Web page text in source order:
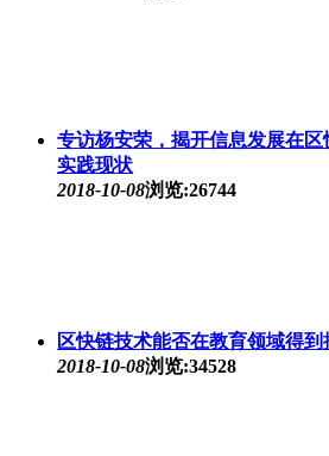
专访杨安荣，揭开信息发展在
实践现状
2018-10-08浏览:26744
区快链技术能否在教育领域得到
2018-10-08浏览:34528